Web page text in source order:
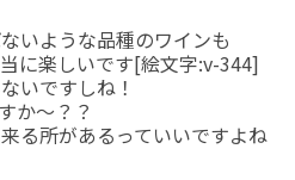
いような品種のワインも
に楽しいです[絵文字:v-344]
いですしね！
か～？？
る所があるっていいですよね